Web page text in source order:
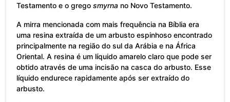
Testamento e o grego smyrna no Novo Testamento.
A mirra mencionada com mais frequência na Bíblia era
uma resina extraída de um arbusto espinhoso encontrado
principalmente na região do sul da Arábia e na África
Oriental. A resina é um líquido amarelo claro que pode ser
obtido através de uma incisão na casca do arbusto. Esse
líquido endurece rapidamente após ser extraído do
arbusto.